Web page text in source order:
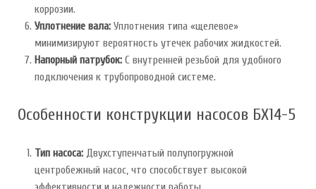
коррозии.
Уплотнение вала: Уплотнения типа «щелевое»
минимизируют вероятность утечек рабочих жидкостей.
Напорный патрубок: С внутренней резьбой для удобного
подключения к трубопроводной системе.
Особенности конструкции насосов БХ14-5
Тип насоса: Двухступенчатый полупогружной
центробежный насос, что способствует высокой